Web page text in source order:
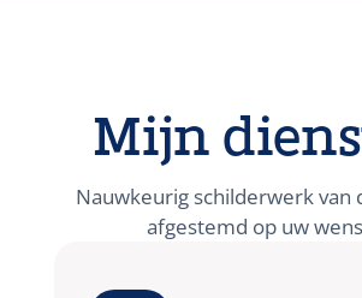
Mijn
Nauwkeurig schilderwerk van
afgestemd op uw